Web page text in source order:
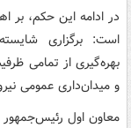
در ادامه این حکم، بر
است: برگزاری
بهره‌گیری از تمامی
و میدان‌داری عمومی
معاون اول رئیس‌جمهور